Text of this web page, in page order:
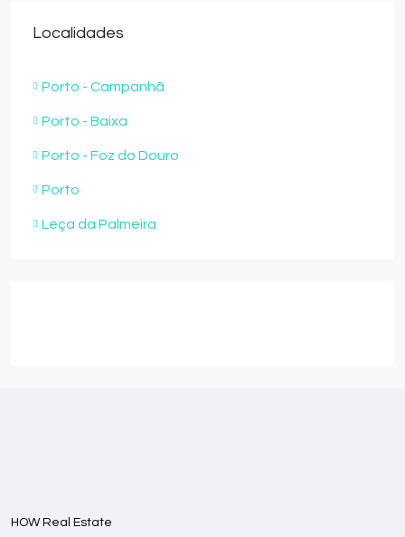
Localidades
Porto - Campanhã
Porto - Baixa
Porto - Foz do Douro
Porto
Leça da Palmeira
HOW Real Estate